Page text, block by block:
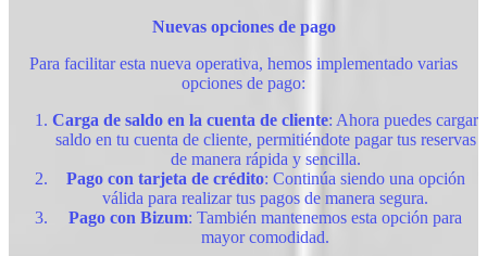
Nuevas opciones de pago
Para facilitar esta nueva operativa, hemos implementado varias
opciones de pago:
Carga de saldo en la cuenta de cliente: Ahora puedes cargar
saldo en tu cuenta de cliente, permitiéndote pagar tus reservas
de manera rápida y sencilla.
Pago con tarjeta de crédito: Continúa siendo una opción
válida para realizar tus pagos de manera segura.
Pago con Bizum: También mantenemos esta opción para
mayor comodidad.